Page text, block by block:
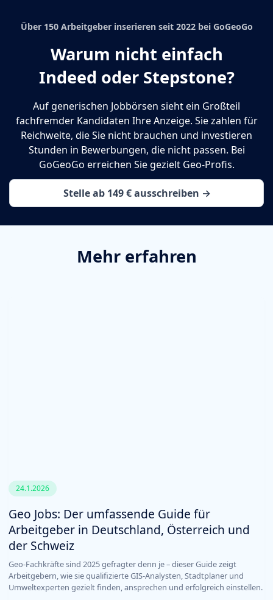
Über 150 Arbeitgeber inserieren seit 2022 bei GoGeoGo
Warum nicht einfach
Indeed oder Stepstone?
Auf generischen Jobbörsen sieht ein Großteil
fachfremder Kandidaten Ihre Anzeige. Sie zahlen für
Reichweite, die Sie nicht brauchen und investieren
Stunden in Bewerbungen, die nicht passen. Bei
GoGeoGo erreichen Sie gezielt Geo-Profis.
Stelle ab 149 € ausschreiben →
Mehr erfahren
24.1.2026
Geo Jobs: Der umfassende Guide für
Arbeitgeber in Deutschland, Österreich und
der Schweiz
Geo-Fachkräfte sind 2025 gefragter denn je – dieser Guide zeigt
Arbeitgebern, wie sie qualifizierte GIS-Analysten, Stadtplaner und
Umweltexperten gezielt finden, ansprechen und erfolgreich einstellen.